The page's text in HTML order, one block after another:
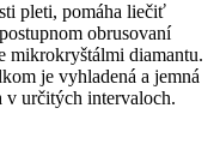
pleti, pomáha liečiť
obrusovaní
mikrokryštálmi diamantu.
je vyhladená a jemná
v určitých intervaloch.